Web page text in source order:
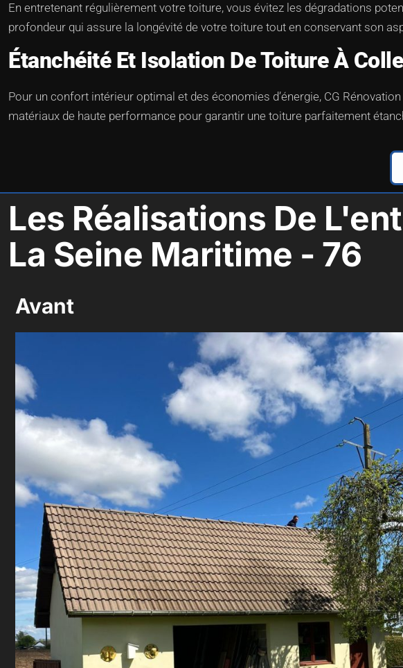
En entretenant régulièrement votre toiture, vous évitez les dégradations
profondeur qui assure la longévité de votre toiture tout en conservant son
Étanchéité Et Isolation De Toiture À
Pour un confort intérieur optimal et des économies d’énergie, CG
matériaux de haute performance pour garantir une toiture parfaitement
Les Réalisations De
La Seine Maritime - 76
Avant